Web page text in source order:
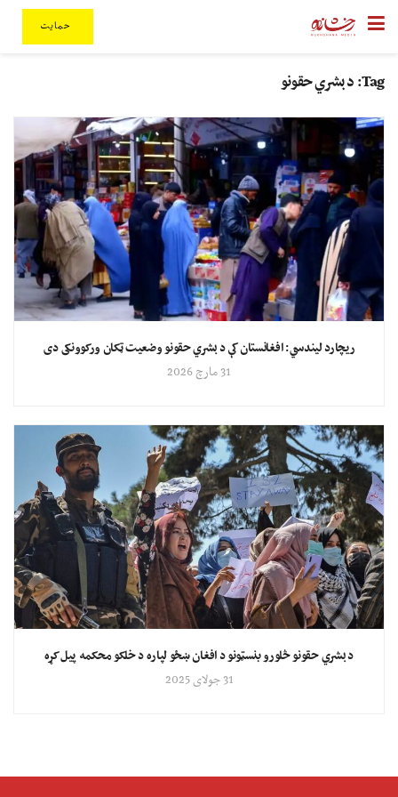
حمایت
Tag: د بشري حقونو
ریچارد لیندسي: افغانستان کې د بشري حقونو وضعیت ټکان ورکوونکی دی
31 مارچ 2026
د بشري حقونو څلورو بنسټونو د افغان ښځو لپاره د خلکو محکمه پیل کړه
31 جولای 2025